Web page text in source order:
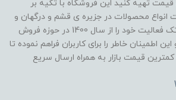
قیمت تهیه کنید این فروشگاه با تکیه بر
وارادت انواع محصولات در جزیره ی قشم و درگهان و
فروش بصورت عمده و تک فعالیت خود را از سال 1400 در حوزه فروش
اطمینان خاطر را برای کاربران فراهم نموده تا
کمترین قیمت بازار به همراه ارسال سریع